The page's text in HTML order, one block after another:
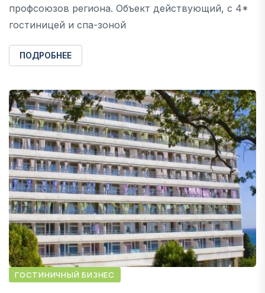
профсоюзов региона. Объект действующий, с 4*
гостиницей и спа-зоной
ПОДРОБНЕЕ
ГОСТИНИЧНЫЙ БИЗНЕС